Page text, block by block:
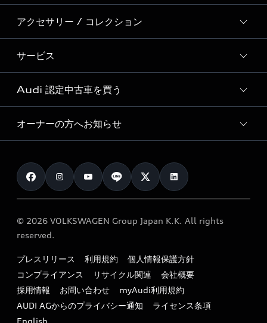
Audi Sport
Formula 1®
デジタルサービス
新車在庫検索
試乗車・展示車検索
見積り依頼
試乗予約
モデル一覧
特別仕様モデル / 限定モデル
e-tronラインアップ
価格シミュレーション
車両比較
カタログ一覧
アクセサリー / コレクション
純正アクセサリー
オンラインショップ
Audi collection
アウディナビアプリ
サービス
サービス入庫予約
サービスプログラム
メンテナンス
車検 / 定期点検
e-tronアフターサポート
myAudi
Audi 認定中古車を買う
Audi認定中古車
クオリティ
保証
メンテナンス
ファイナンス
キャンペーン / イベント
買取査定
オーナーの方へお知らせ
お知らせ
オーナー様向けキャンペーン
特定整備適用車一覧
リサイクル法
よくある質問（FAQ）
© 2026 VOLKSWAGEN Group Japan K.K. All rights
reserved.
プレスリリース 利用規約
個人情報保護方針
コンプライアンス
リサイクル関連
会社概要
採用情報
お問い合わせ
myAudi利用規約
AUDI AGからのプライバシー通知
ライセンス条項
English